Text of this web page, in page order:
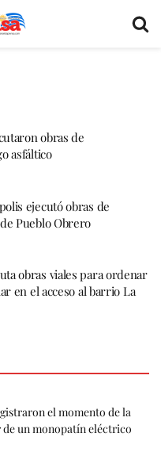
obras de
asfáltico
ejecutó obras de
Pueblo Obrero
obras viales para ordenar
en el acceso al barrio La
el momento de la
un monopatín eléctrico